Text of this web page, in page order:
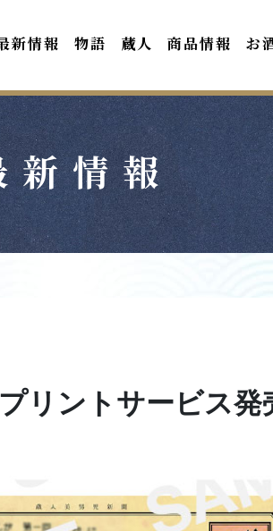
新情報 物語 蔵人 商品情報 お
新情報
リントサービス発